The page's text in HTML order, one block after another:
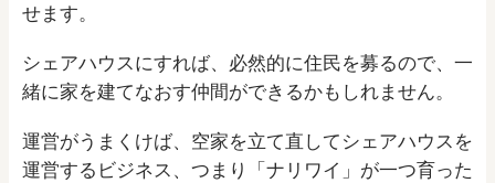
せます。
シェアハウスにすれば、必然的に住民を募るので、一
緒に家を建てなおす仲間ができるかもしれません。
運営がうまくけば、空家を立て直してシェアハウスを
運営するビジネス、つまり「ナリワイ」が一つ育った